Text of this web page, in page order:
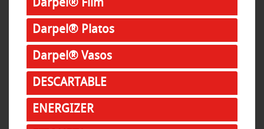
Darpel® Film
Darpel® Platos
Darpel® Vasos
DESCARTABLE
ENERGIZER